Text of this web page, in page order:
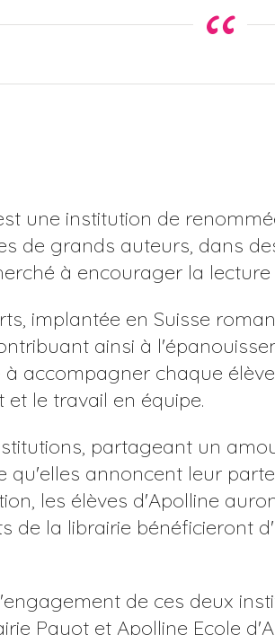
une institution de
de grands auteurs, dans
à encourager la
implantée en Suisse
ainsi à
accompagner chaque
le travail en équipe.
partageant un
qu'elles annoncent leur
les élèves d'Apolline
de la librairie bénéficieront
de ces deux
Payot et Apolline Ecole